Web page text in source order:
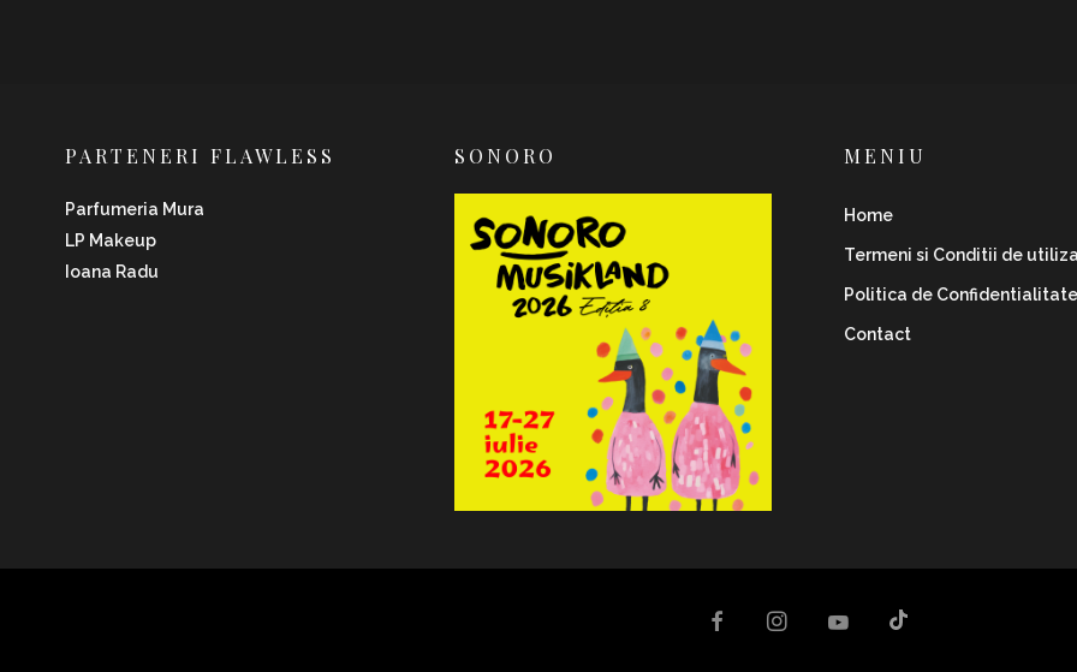
PARTENERI FLAWLESS
Parfumeria Mura
LP Makeup
Ioana Radu
SONORO MENIU
Home
Termeni si Conditii de
Politica de Confidentialitate
Contact